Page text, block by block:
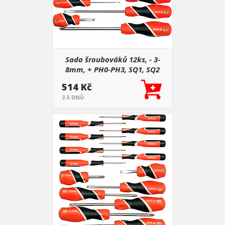
Sada šroubováků 12ks, - 3-
8mm, + PH0-PH3, SQ1, SQ2
514 Kč
2-5 DNŮ